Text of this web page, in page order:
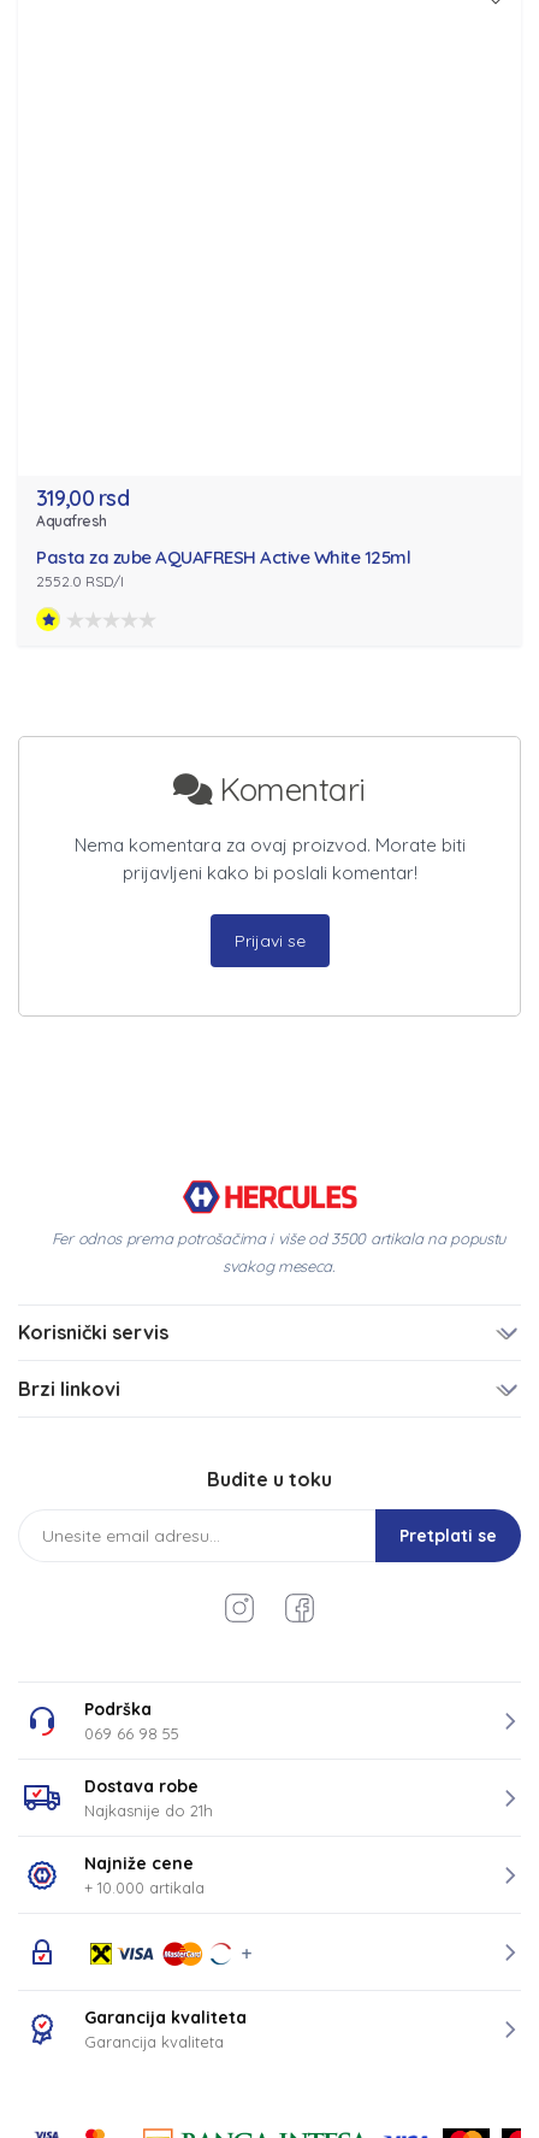
319,00 rsd
Aquafresh
Pasta za zube AQUAFRESH Active White 125ml
2552.0 RSD/l
Komentari
Nema komentara za ovaj proizvod. Morate biti
prijavljeni kako bi poslali komentar!
Prijavi se
Fer odnos prema potrošačima i više od 3500 artikala na popustu
svakog meseca.
Korisnički servis
Brzi linkovi
Budite u toku
Pretplati se
Podrška
069 66 98 55
Dostava robe
Najkasnije do 21h
Najniže cene
+ 10.000 artikala
Garancija kvaliteta
Garancija kvaliteta